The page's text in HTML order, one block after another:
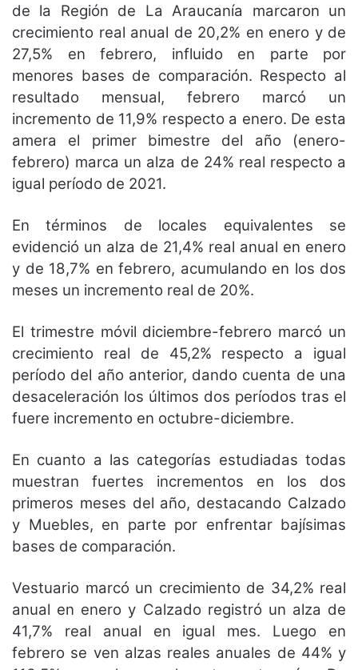
de la Región de La Araucanía marcaron un
crecimiento real anual de 20,2% en enero y de
27,5% en febrero, influido en parte por
menores bases de comparación. Respecto al
resultado mensual, febrero marcó un
incremento de 11,9% respecto a enero. De esta
amera el primer bimestre del año (enero-
febrero) marca un alza de 24% real respecto a
igual período de 2021.
En términos de locales equivalentes se
evidenció un alza de 21,4% real anual en enero
y de 18,7% en febrero, acumulando en los dos
meses un incremento real de 20%.
El trimestre móvil diciembre-febrero marcó un
crecimiento real de 45,2% respecto a igual
período del año anterior, dando cuenta de una
desaceleración los últimos dos períodos tras el
fuere incremento en octubre-diciembre.
En cuanto a las categorías estudiadas todas
muestran fuertes incrementos en los dos
primeros meses del año, destacando Calzado
y Muebles, en parte por enfrentar bajísimas
bases de comparación.
Vestuario marcó un crecimiento de 34,2% real
anual en enero y Calzado registró un alza de
41,7% real anual en igual mes. Luego en
febrero se ven alzas reales anuales de 44% y